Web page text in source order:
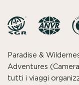
Paradise &
Adventures
tutti i viaggi